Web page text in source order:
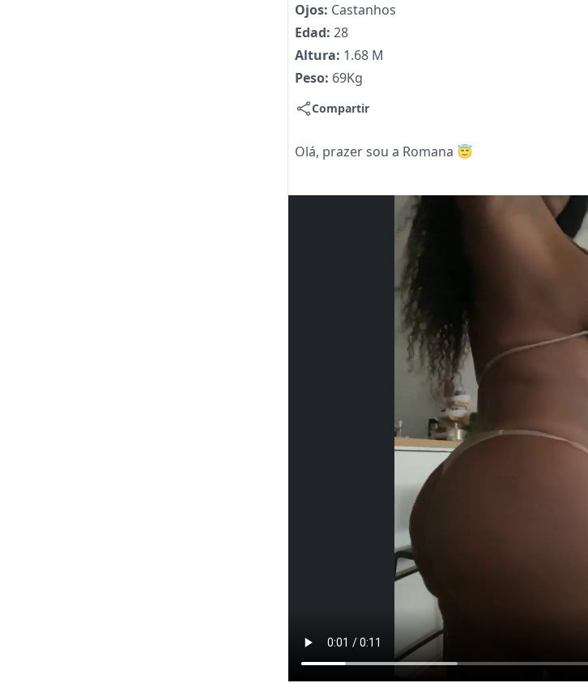
Ojos: Castanhos
Edad: 28
Altura: 1.68 M
Peso: 69Kg
Compartir
Olá, prazer sou a Romana 😇